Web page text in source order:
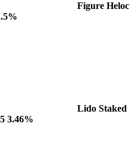
Figure Heloc
Lido Staked
3.46%